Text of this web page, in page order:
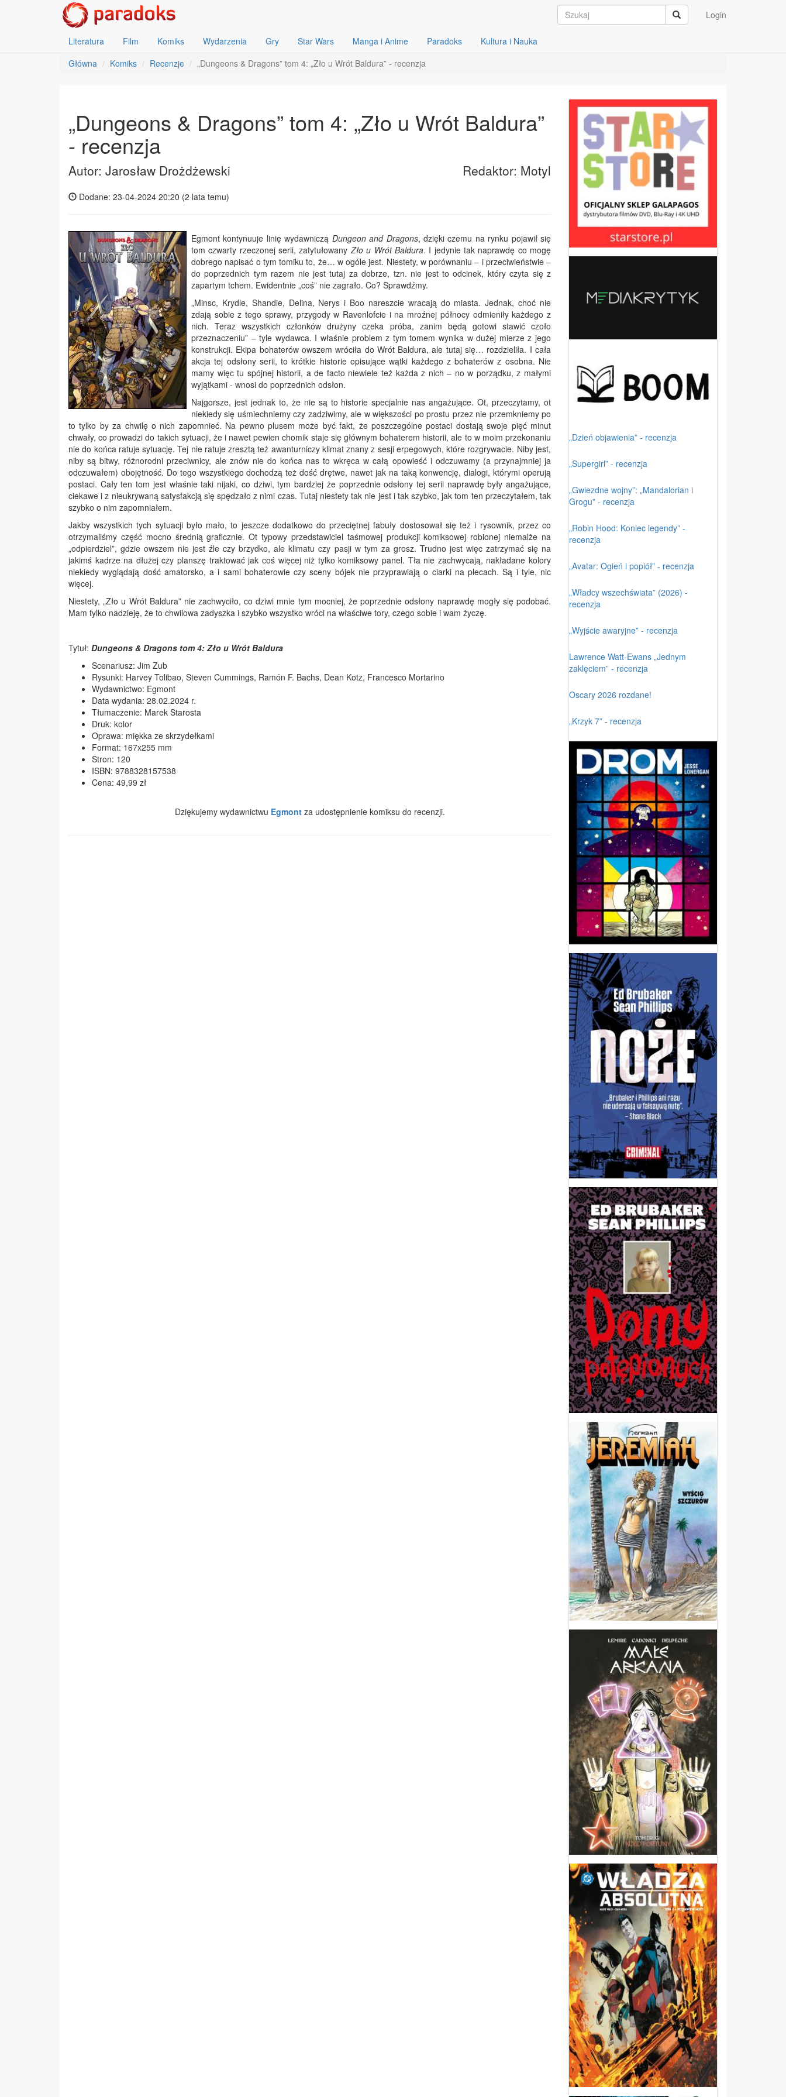
Login
Literatura Film Komiks Wydarzenia Gry Star Wars Manga i Anime Paradoks
Kultura i Nauka
Główna
Komiks Recenzje „Dungeons & Dragons” tom 4: „Zło u Wrót Baldura” - recenzja
„Dungeons & Dragons” tom 4: „Zło u Wrót Baldura”
- recenzja
Autor: Jarosław Drożdżewski Redaktor: Motyl
Dodane: 23-04-2024 20:20 (2 lata temu)
Egmont kontynuuje linię wydawniczą Dungeon and Dragons, dzięki czemu na rynku pojawił się
tom czwarty rzeczonej serii, zatytułowany Zło u Wrót Baldura. I jedynie tak naprawdę co mogę
dobrego napisać o tym tomiku to, że… w ogóle jest. Niestety, w porównaniu – i przeciwieństwie –
do poprzednich tym razem nie jest tutaj za dobrze, tzn. nie jest to odcinek, który czyta się z
zapartym tchem. Ewidentnie „coś” nie zagrało. Co? Sprawdźmy.
„Minsc, Krydle, Shandie, Delina, Nerys i Boo nareszcie wracają do miasta. Jednak, choć nie
zdają sobie z tego sprawy, przygody w Ravenlofcie i na mroźnej północy odmieniły każdego z
nich. Teraz wszystkich członków drużyny czeka próba, zanim będą gotowi stawić czoło
przeznaczeniu” – tyle wydawca. I właśnie problem z tym tomem wynika w dużej mierze z jego
konstrukcji. Ekipa bohaterów owszem wróciła do Wrót Baldura, ale tutaj się… rozdzieliła. I cała
akcja tej odsłony serii, to krótkie historie opisujące wątki każdego z bohaterów z osobna. Nie
mamy więc tu spójnej historii, a de facto niewiele też każda z nich – no w porządku, z małymi
wyjątkami - wnosi do poprzednich odsłon.
Najgorsze, jest jednak to, że nie są to historie specjalnie nas angażujące. Ot, przeczytamy, ot
niekiedy się uśmiechniemy czy zadziwimy, ale w większości po prostu przez nie przemkniemy po
to tylko by za chwilę o nich zapomnieć. Na pewno plusem może być fakt, że poszczególne postaci dostają swoje pięć minut
chwały, co prowadzi do takich sytuacji, że i nawet pewien chomik staje się głównym bohaterem historii, ale to w moim przekonaniu
nie do końca ratuje sytuację. Tej nie ratuje zresztą też awanturniczy klimat znany z sesji erpegowych, które rozgrywacie. Niby jest,
niby są bitwy, różnorodni przeciwnicy, ale znów nie do końca nas to wkręca w całą opowieść i odczuwamy (a przynajmniej ja
odczuwałem) obojętność. Do tego wszystkiego dochodzą też dość drętwe, nawet jak na taką konwencję, dialogi, którymi operują
postaci. Cały ten tom jest właśnie taki nijaki, co dziwi, tym bardziej że poprzednie odsłony tej serii naprawdę były angażujące,
ciekawe i z nieukrywaną satysfakcją się spędzało z nimi czas. Tutaj niestety tak nie jest i tak szybko, jak tom ten przeczytałem, tak
szybko o nim zapomniałem.
Jakby wszystkich tych sytuacji było mało, to jeszcze dodatkowo do przeciętnej fabuły dostosował się też i rysownik, przez co
otrzymaliśmy część mocno średnią graficznie. Ot typowy przedstawiciel taśmowej produkcji komiksowej robionej niemalże na
„odpierdziel”, gdzie owszem nie jest źle czy brzydko, ale klimatu czy pasji w tym za grosz. Trudno jest więc zatrzymać się na
jakimś kadrze na dłużej czy planszę traktować jak coś więcej niż tylko komiksowy panel. Tła nie zachwycają, nakładane kolory
niekiedy wyglądają dość amatorsko, a i sami bohaterowie czy sceny bójek nie przyprawiają o ciarki na plecach. Są i tyle, nic
więcej.
Niestety, „Zło u Wrót Baldura” nie zachwyciło, co dziwi mnie tym mocniej, że poprzednie odsłony naprawdę mogły się podobać.
Mam tylko nadzieję, że to chwilowa zadyszka i szybko wszystko wróci na właściwe tory, czego sobie i wam życzę.
Tytuł: Dungeons & Dragons tom 4: Zło u Wrót Baldura
Scenariusz: Jim Zub
Rysunki: Harvey Tolibao, Steven Cummings, Ramón F. Bachs, Dean Kotz, Francesco Mortarino
Wydawnictwo: Egmont
Data wydania: 28.02.2024 r.
Tłumaczenie: Marek Starosta
Druk: kolor
Oprawa: miękka ze skrzydełkami
Format: 167x255 mm
Stron: 120
ISBN: 9788328157538
Cena: 49,99 zł
Dziękujemy wydawnictwu Egmontza udostępnienie komiksu do recenzji.
„Dzień objawienia” - recenzja
„Supergirl” - recenzja
„Gwiezdne wojny”: „Mandalorian i
Grogu” - recenzja
„Robin Hood: Koniec legendy” -
recenzja
„Avatar: Ogień i popiół” - recenzja
„Władcy wszechświata” (2026) -
recenzja
„Wyjście awaryjne” - recenzja
Lawrence Watt-Ewans „Jednym
zaklęciem” - recenzja
Oscary 2026 rozdane!
„Krzyk 7” - recenzja